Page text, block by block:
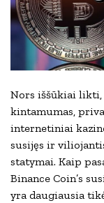
Nors iššūkiai
kintamumas,
internetiniai
susijęs ir
statymai. Kaip
Binance Coin’s
yra daugiausia